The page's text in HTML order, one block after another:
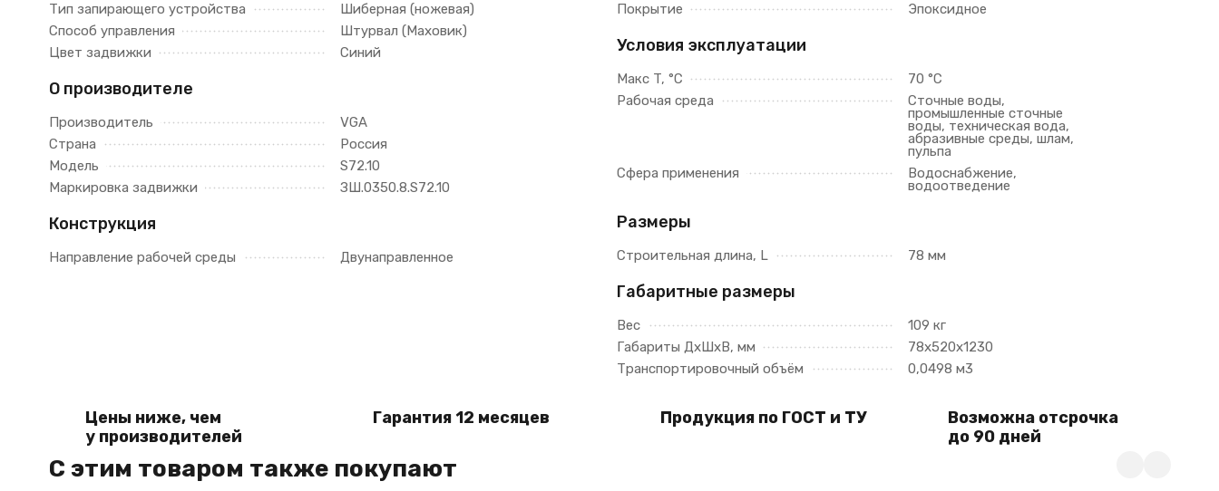
Тип запирающего устройства
Шиберная (ножевая)
Способ управления
Штурвал (Маховик)
Цвет задвижки
Синий
О производителе
Производитель
VGA
Страна
Россия
Модель
S72.10
Маркировка задвижки
ЗШ.0350.8.S72.10
Конструкция
Направление рабочей среды Двунаправленное
Покрытие
Эпоксидное
Условия эксплуатации
Макс T, °C
70 °C
Рабочая среда
Сточные воды,
промышленные сточные
воды, техническая вода,
абразивные среды, шлам,
пульпа
Сфера применения
Водоснабжение,
водоотведение
Размеры
Строительная длина, L 78 мм
Габаритные размеры
Вес
109 кг
Габариты ДхШхВ, мм
78х520х1230
Транспортировочный объём
0,0498 м3
Цены ниже, чем
у производителей
Гарантия 12 месяцев Продукция по ГОСТ и ТУ
Возможна отсрочка
до 90 дней
C этим товаром также покупают